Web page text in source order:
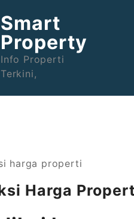
Smart
Property
Info Properti
Terkini,
Harga